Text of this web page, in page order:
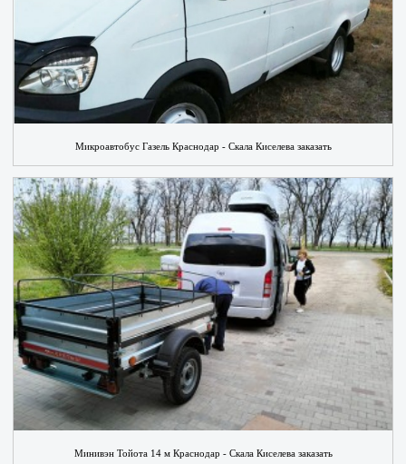
Микроавтобус Газель Краснодар - Скала Киселева заказать
Минивэн Тойота 14 м Краснодар - Скала Киселева заказать